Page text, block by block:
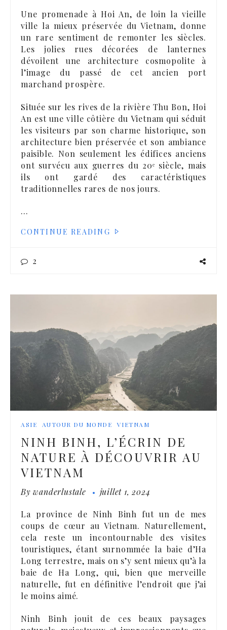
Une promenade à Hoi An, de loin la vieille
ville la mieux préservée du Vietnam, donne
un rare sentiment de remonter les siècles.
Les jolies rues décorées de lanternes
dévoilent une architecture cosmopolite à
l’image du passé de cet ancien port
marchand prospère.
Située sur les rives de la rivière Thu Bon, Hoi
An est une ville côtière du Vietnam qui séduit
les visiteurs par son charme historique, son
architecture bien préservée et son ambiance
paisible. Non seulement les édifices anciens
ont survécu aux guerres du 20ᵉ siècle, mais
ils ont gardé des caractéristiques
traditionnelles rares de nos jours.
…
CONTINUE READING
2
ASIE AUTOUR DU MONDE VIETNAM
NINH BINH, L’ÉCRIN DE
NATURE À DÉCOUVRIR AU
VIETNAM
Bywanderlustale juillet 1, 2024
La province de Ninh Binh fut un de mes
coups de cœur au Vietnam. Naturellement,
cela reste un incontournable des visites
touristiques, étant surnommée la baie d’Ha
Long terrestre, mais on s’y sent mieux qu’à la
baie de Ha Long, qui, bien que merveille
naturelle, fut en définitive l’endroit que j’ai
le moins aimé.
Ninh Binh jouit de ces beaux paysages